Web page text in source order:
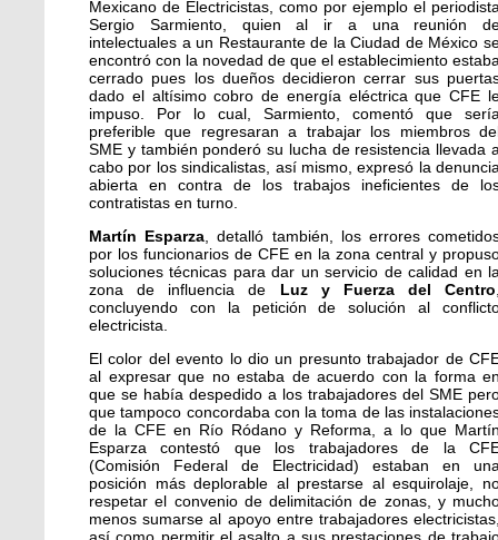
Mexicano de Electricistas, como por ejemplo el
Sergio Sarmiento, quien al ir a una reunión
intelectuales a un Restaurante de la Ciudad de México
encontró con la novedad de que el establecimiento
cerrado pues los dueños decidieron cerrar sus
dado el altísimo cobro de energía eléctrica que CFE
impuso. Por lo cual, Sarmiento, comentó que
preferible que regresaran a trabajar los miembros
SME y también ponderó su lucha de resistencia llevada
cabo por los sindicalistas, así mismo, expresó la
abierta en contra de los trabajos ineficientes de
contratistas en turno.
Martín Esparza , detalló también, los errores
por los funcionarios de CFE en la zona central y
soluciones técnicas para dar un servicio de calidad en
zona de influencia de Luz y Fuerza del Centro
concluyendo con la petición de solución al
electricista.
El color del evento lo dio un presunto trabajador de
al expresar que no estaba de acuerdo con la forma
que se había despedido a los trabajadores del SME
que tampoco concordaba con la toma de las
de la CFE en Río Ródano y Reforma, a lo que
Esparza contestó que los trabajadores de la
(Comisión Federal de Electricidad) estaban en
posición más deplorable al prestarse al esquirolaje,
respetar el convenio de delimitación de zonas, y
menos sumarse al apoyo entre trabajadores